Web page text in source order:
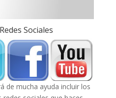
Sociales
de mucha ayuda incluir los